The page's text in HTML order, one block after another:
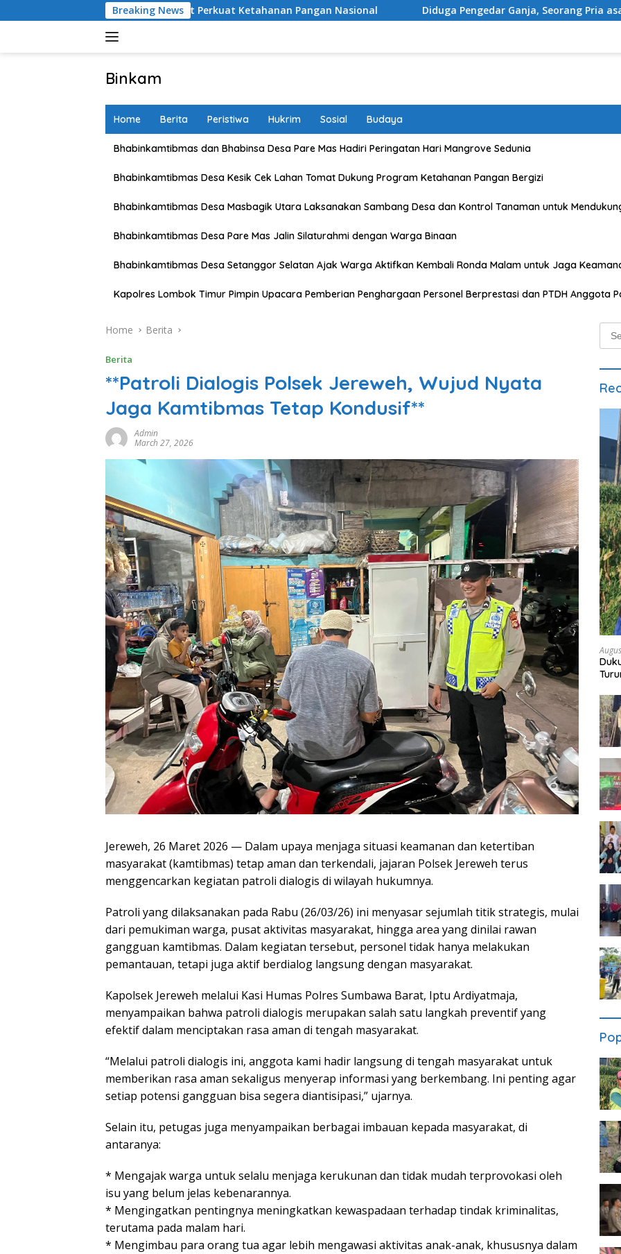
to
Breaking News
Lombok Barat Perkuat Ketahanan Pangan Nasional Diduga Pengedar Ganja, Seorang Pria asal Kota Mataram
Binkam
Home Berita Peristiwa Hukrim Sosial Budaya
Bhabinkamtibmas dan Bhabinsa Desa Pare Mas Hadiri Peringatan Hari Mangrove Sedunia
Bhabinkamtibmas Desa Kesik Cek Lahan Tomat Dukung Program Ketahanan Pangan Bergizi
Bhabinkamtibmas Desa Masbagik Utara Laksanakan Sambang Desa dan Kontrol Tanaman untuk
Bhabinkamtibmas Desa Pare Mas Jalin Silaturahmi dengan Warga Binaan
Bhabinkamtibmas Desa Setanggor Selatan Ajak Warga Aktifkan Kembali Ronda Malam untuk Jaga
Kapolres Lombok Timur Pimpin Upacara Pemberian Penghargaan Personel Berprestasi dan PTDH Anggota
Home Berita
Berita
**Patroli Dialogis Polsek Jereweh, Wujud Nyata
Jaga Kamtibmas Tetap Kondusif**
Admin
March 27, 2026
Jereweh, 26 Maret 2026 — Dalam upaya menjaga situasi keamanan dan ketertiban
masyarakat (kamtibmas) tetap aman dan terkendali, jajaran Polsek Jereweh terus
menggencarkan kegiatan patroli dialogis di wilayah hukumnya.
Patroli yang dilaksanakan pada Rabu (26/03/26) ini menyasar sejumlah titik strategis, mulai
dari pemukiman warga, pusat aktivitas masyarakat, hingga area yang dinilai rawan
gangguan kamtibmas. Dalam kegiatan tersebut, personel tidak hanya melakukan
pemantauan, tetapi juga aktif berdialog langsung dengan masyarakat.
Kapolsek Jereweh melalui Kasi Humas Polres Sumbawa Barat, Iptu Ardiyatmaja,
menyampaikan bahwa patroli dialogis merupakan salah satu langkah preventif yang
efektif dalam menciptakan rasa aman di tengah masyarakat.
“Melalui patroli dialogis ini, anggota kami hadir langsung di tengah masyarakat untuk
memberikan rasa aman sekaligus menyerap informasi yang berkembang. Ini penting agar
setiap potensi gangguan bisa segera diantisipasi,” ujarnya.
Selain itu, petugas juga menyampaikan berbagai imbauan kepada masyarakat, di
antaranya:
* Mengajak warga untuk selalu menjaga kerukunan dan tidak mudah terprovokasi oleh
isu yang belum jelas kebenarannya.
* Mengingatkan pentingnya meningkatkan kewaspadaan terhadap tindak kriminalitas,
terutama pada malam hari.
* Mengimbau para orang tua agar lebih mengawasi aktivitas anak-anak, khususnya dalam
for: